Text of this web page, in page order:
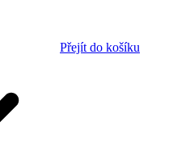
Přejít do košíku